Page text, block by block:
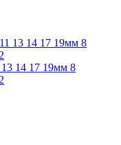
14 17 19мм 8